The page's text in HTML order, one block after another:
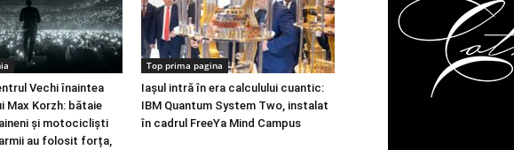
Vechi înaintea
Max Korzh: bătaie
și motocicliști
au folosit forța,
Top prima pagina
Iașul intră în era calculului cuantic:
IBM Quantum System Two, instalat
în cadrul FreeYa Mind Campus